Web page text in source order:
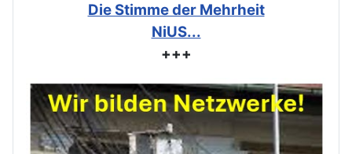
Die Stimme der Mehrheit
NiUS...
+++